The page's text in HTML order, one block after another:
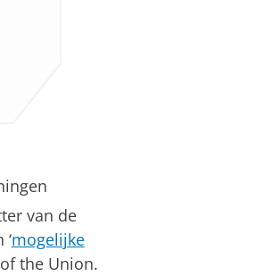
van de
mogelijke
the Union.